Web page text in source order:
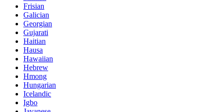
Frisian
Galician
Georgian
Gujarati
Haitian
Hausa
Hawaiian
Hebrew
Hmong
Hungarian
Icelandic
Igbo